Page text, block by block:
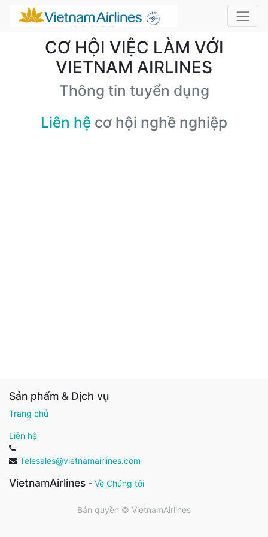
CƠ HỘI VIỆC LÀM VỚI
VIETNAM AIRLINES
Thông tin tuyển dụng
Liên hệ cơ hội nghề nghiệp
Sản phẩm & Dịch vụ
Trang chủ
Liên hệ
Telesales@vietnamairlines.com
VietnamAirlines - Về Chúng tôi
Bản quyền © VietnamAirlines